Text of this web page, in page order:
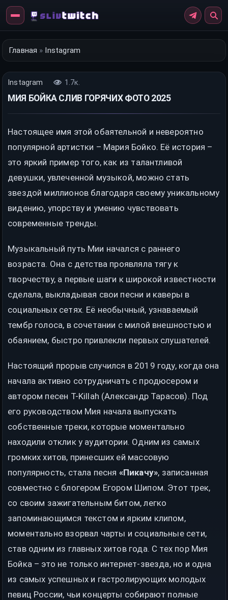
Перейти
контенту
Главная » Instagram
Instagram 1.7к.
МИЯ БОЙКА СЛИВ ГОРЯЧИХ ФОТО 2025
Настоящее имя этой обаятельной и невероятно
популярной артистки – Мария Бойко. Её история –
это яркий пример того, как из талантливой
девушки, увлеченной музыкой, можно стать
звездой миллионов благодаря своему уникальному
видению, упорству и умению чувствовать
современные тренды.
Музыкальный путь Мии начался с раннего
возраста. Она с детства проявляла тягу к
творчеству, а первые шаги к широкой известности
сделала, выкладывая свои песни и каверы в
социальных сетях. Её необычный, узнаваемый
тембр голоса, в сочетании с милой внешностью и
обаянием, быстро привлекли первых слушателей.
Настоящий прорыв случился в 2019 году, когда она
начала активно сотрудничать с продюсером и
автором песен T-Killah (Александр Тарасов). Под
его руководством Мия начала выпускать
собственные треки, которые моментально
находили отклик у аудитории. Одним из самых
громких хитов, принесших ей массовую
популярность, стала песня «Пикачу», записанная
совместно с блогером Егором Шипом. Этот трек,
со своим зажигательным битом, легко
запоминающимся текстом и ярким клипом,
моментально взорвал чарты и социальные сети,
став одним из главных хитов года. С тех пор Мия
Бойка – это не только интернет-звезда, но и одна
из самых успешных и гастролирующих молодых
певиц России, чьи концерты собирают полные